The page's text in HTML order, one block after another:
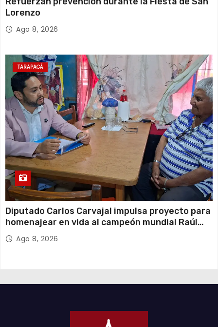
Lorenzo
Ago 8, 2026
TARAPACÁ
Diputado Carlos Carvajal impulsa proyecto para
homenajear en vida al campeón mundial Raúl
Choque
Ago 8, 2026